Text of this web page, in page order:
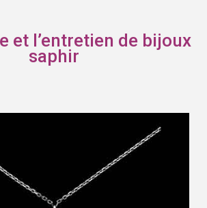
et l’entretien de bijoux
saphir